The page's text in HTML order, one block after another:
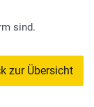
sind.
zur Übersicht